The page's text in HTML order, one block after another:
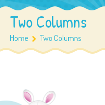
Two Columns
Home Two Columns